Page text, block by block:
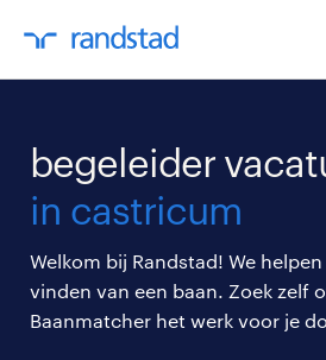
begeleider
in castricum
Welkom bij Randstad! We
vinden van een baan. Zoek zelf
Baanmatcher het werk voor je